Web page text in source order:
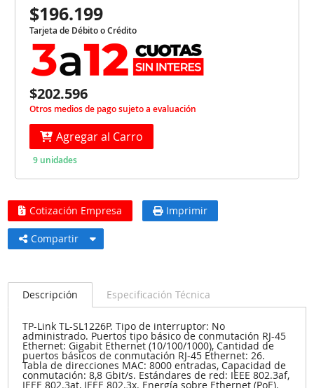
$196.199
Tarjeta de Débito o Crédito
$202.596
Otros medios de pago sujeto a evaluación
Agregar al Carro
9 unidades
Cotización Empresa Imprimir
Compartir
Descripción Especificación Técnica
TP-Link TL-SL1226P. Tipo de interruptor: No
administrado. Puertos tipo básico de conmutación RJ-45
Ethernet: Gigabit Ethernet (10/100/1000), Cantidad de
puertos básicos de conmutación RJ-45 Ethernet: 26.
Tabla de direcciones MAC: 8000 entradas, Capacidad de
conmutación: 8,8 Gbit/s. Estándares de red: IEEE 802.3af,
IEEE 802.3at, IEEE 802.3x. Energía sobre Ethernet (PoE).